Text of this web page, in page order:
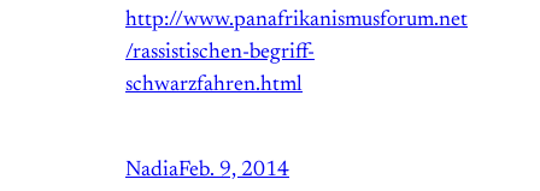
http://www.panafrikanismusforum.net
/rassistischen-begriff-
schwarzfahren.html
NadiaFeb. 9, 2014